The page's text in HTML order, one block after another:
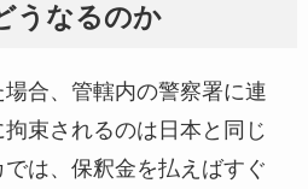
うなるのか
合、管轄内の警察署に連
束されるのは日本と同じ
は、保釈金を払えばすぐ